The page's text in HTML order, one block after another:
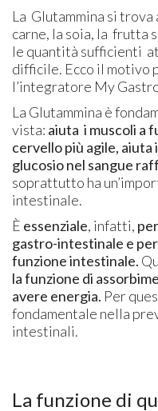
La Glutammina si trova
carne, la soia, la frutta
le quantità sufficienti
difficile. Ecco il motivo
l’integratore My
La Glutammina è
vista: aiuta i muscoli a
cervello più agile,
glucosio nel sangue
soprattutto ha
intestinale.
È essenziale, infatti,
gastro-intestinale e
funzione intestinale.
la funzione di
avere energia. Per
fondamentale nella
intestinali.
La funzione di